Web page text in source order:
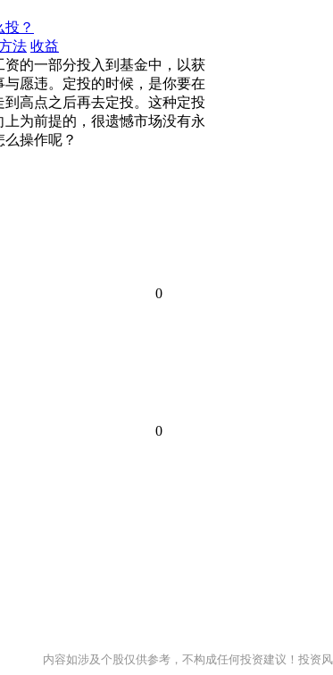
？
法 收益
的一部分投入到基金中，以获
愿违。定投的时候，是你要在
高点之后再去定投。这种定投
为前提的，很遗憾市场没有永
操作呢？
0
0
内容如涉及个股仅供参考，不构成任何投资建议！投资